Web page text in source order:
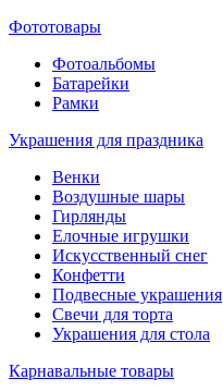
Фототовары
Фотоальбомы
Батарейки
Рамки
Украшения для праздника
Венки
Воздушные шары
Гирлянды
Елочные игрушки
Искусственный снег
Конфетти
Подвесные украшения
Свечи для торта
Украшения для стола
Карнавальные товары